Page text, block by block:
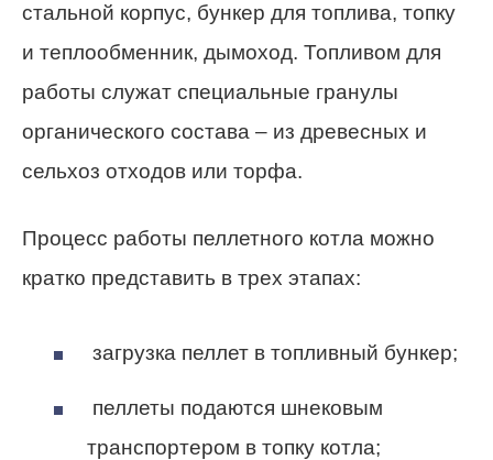
стальной корпус, бункер для топлива, топку
и теплообменник, дымоход. Топливом для
работы служат специальные гранулы
органического состава – из древесных и
сельхоз отходов или торфа.
Процесс работы пеллетного котла можно
кратко представить в трех этапах:
загрузка пеллет в топливный бункер;
пеллеты подаются шнековым
транспортером в топку котла;